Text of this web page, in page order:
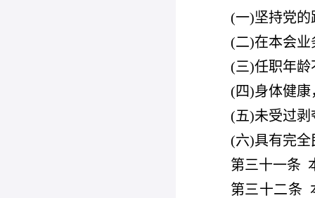
(一)坚持党的
(二)在本会
(三)任职年龄
(四)身体健
(五)未受过
(六)具有完
第三十一条
第三十二条